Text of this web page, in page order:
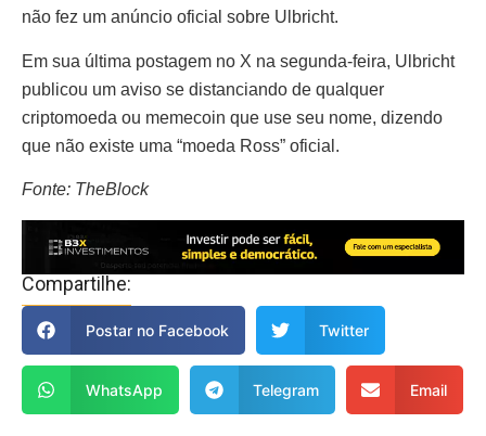
não fez um anúncio oficial sobre Ulbricht.
Em sua última postagem no X na segunda-feira, Ulbricht
publicou um aviso se distanciando de qualquer
criptomoeda ou memecoin que use seu nome, dizendo
que não existe uma “moeda Ross” oficial.
Fonte: TheBlock
Compartilhe:
Postar no Facebook Twitter
WhatsApp Telegram Email